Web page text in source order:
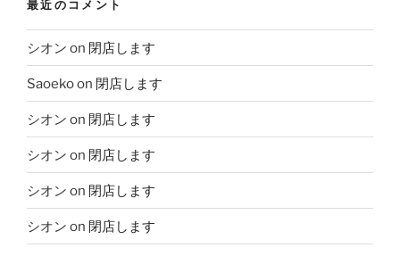
最近のコメント
シオン on 閉店します
Saoekoon 閉店します
シオン on 閉店します
シオン on 閉店します
シオン on 閉店します
シオン on 閉店します